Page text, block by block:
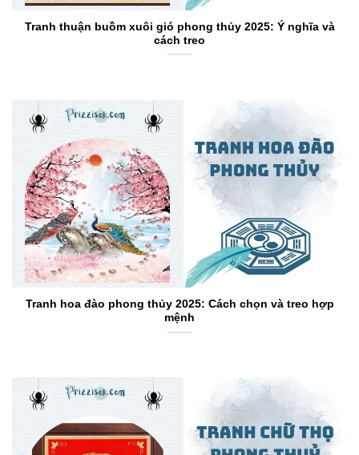
Tranh thuận buồm xuôi gió phong thủy 2025: Ý nghĩa và
cách treo
Tranh hoa đào phong thủy 2025: Cách chọn và treo hợp
mệnh